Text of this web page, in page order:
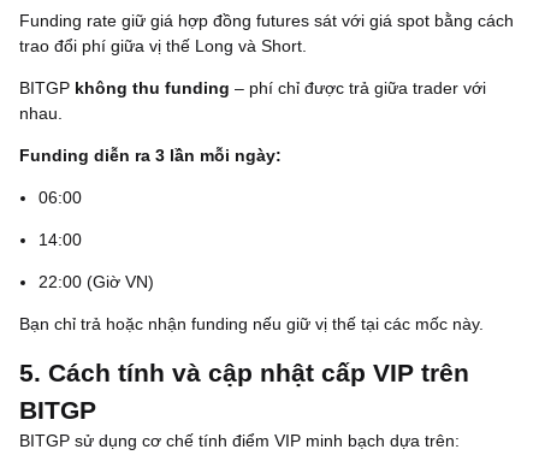
Funding rate giữ giá hợp đồng futures sát với giá spot bằng cách
trao đổi phí giữa vị thế Long và Short.
BITGP không thu funding – phí chỉ được trả giữa trader với
nhau.
Funding diễn ra 3 lần mỗi ngày:
06:00
14:00
22:00 (Giờ VN)
Bạn chỉ trả hoặc nhận funding nếu giữ vị thế tại các mốc này.
5. Cách tính và cập nhật cấp VIP trên
BITGP
BITGP sử dụng cơ chế tính điểm VIP minh bạch dựa trên: